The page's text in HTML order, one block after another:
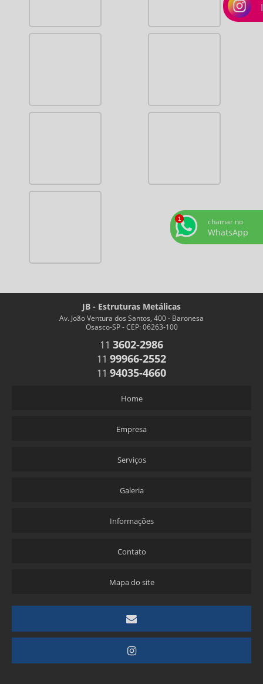
JB - Estruturas Metálicas
Av. João Ventura dos Santos, 400 - Baronesa
Osasco-SP - CEP: 06263-100
11 3602-2986
11 99966-2552
11 94035-4660
Home
Empresa
Serviços
Galeria
Informações
Contato
Mapa do site
chamar no
WhatsApp